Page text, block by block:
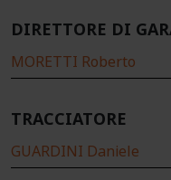
DIRETTORE DI
MORETTI Roberto
TRACCIATORE
GUARDINI Daniele